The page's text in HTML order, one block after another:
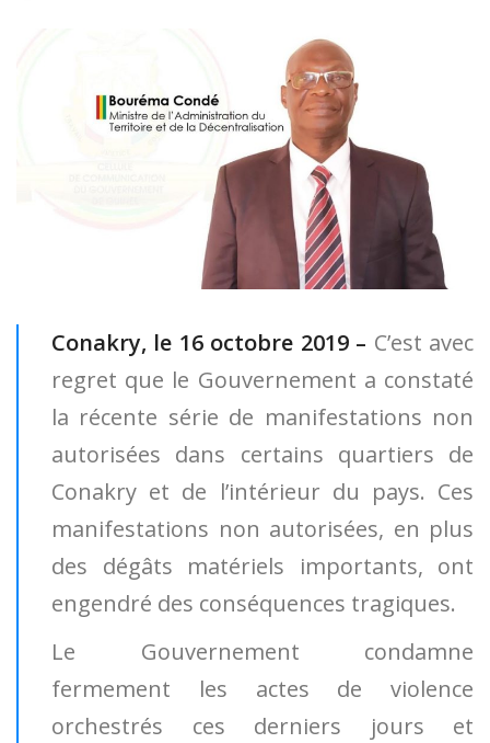
Conakry, le 16 octobre 2019 – C’est avec
regret que le Gouvernement a constaté
la récente série de manifestations non
autorisées dans certains quartiers de
Conakry et de l’intérieur du pays. Ces
manifestations non autorisées, en plus
des dégâts matériels importants, ont
engendré des conséquences tragiques.
Le Gouvernement condamne
fermement les actes de violence
orchestrés ces derniers jours et